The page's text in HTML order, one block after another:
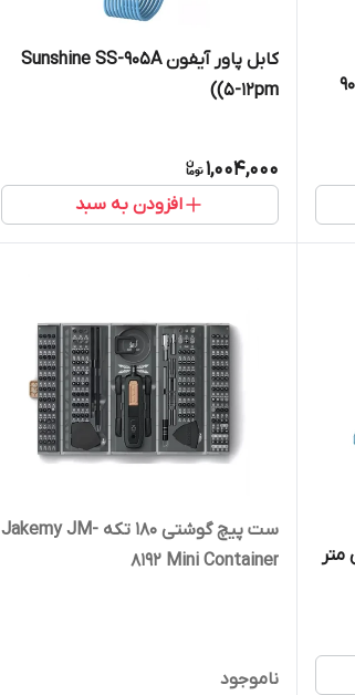
کابل پاور آیفون Sunshine SS-905A
(5-12pm)
1,004,000
افزودن به سبد
ست پیچ گوشتی 180 تکه Jakemy JM-
8192 Mini Container
ناموجود